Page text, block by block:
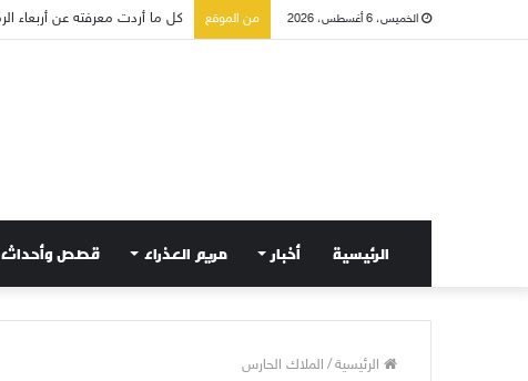
الخميس، 6 أغسطس، 2026 من الموقع
الرئيسية أخبار مريم العذراء قصص وأحداث
الرئيسية/ الملاك الحارس